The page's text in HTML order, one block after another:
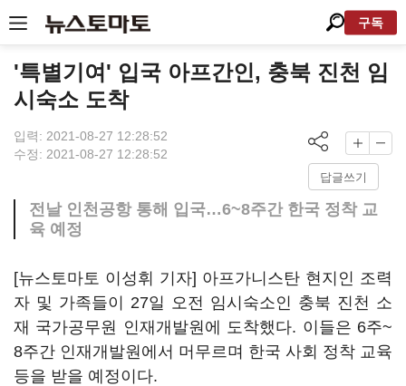
구독
'특별기여' 입국 아프간인, 충북 진천 임
시숙소 도착
입력: 2021-08-27 12:28:52
수정: 2021-08-27 12:28:52
답글쓰기
전날 인천공항 통해 입국…6~8주간 한국 정착 교
육 예정
[뉴스토마토 이성휘 기자] 아프가니스탄 현지인 조력
자 및 가족들이 27일 오전 임시숙소인 충북 진천 소
재 국가공무원 인재개발원에 도착했다. 이들은 6주~
8주간 인재개발원에서 머무르며 한국 사회 정착 교육
등을 받을 예정이다.